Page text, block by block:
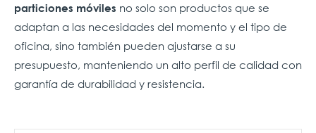
particiones móviles no solo son productos que se
adaptan a las necesidades del momento y el tipo de
oficina, sino también pueden ajustarse a su
presupuesto, manteniendo un alto perfil de calidad con
garantía de durabilidad y resistencia.